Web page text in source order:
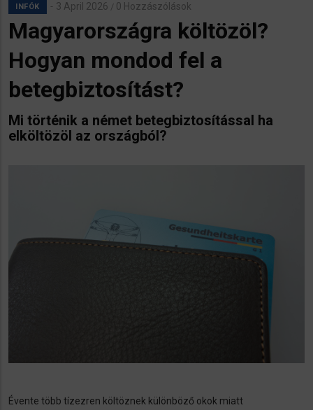
INFÓK 3 April 2026 / 0 Hozzászólások
Magyarországra költözöl?
Hogyan mondod fel a
betegbiztosítást?
Mi történik a német betegbiztosítással ha
elköltözöl az országból?
Évente több tízezren költöznek különböző okok miatt